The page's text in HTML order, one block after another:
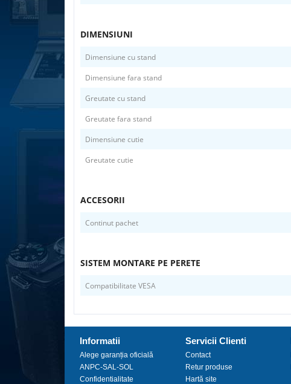
DIMENSIUNI
Dimensiune cu stand
Dimensiune fara stand
Greutate cu stand
Greutate fara stand
Dimensiune cutie
Greutate cutie
ACCESORII
Continut pachet
SISTEM MONTARE PE PERETE
Compatibilitate VESA
Informatii
Alege garanția oficială
ANPC-SAL-SOL
Confidentialitate
Servicii Clienti
Contact
Retur produse
Hartă site